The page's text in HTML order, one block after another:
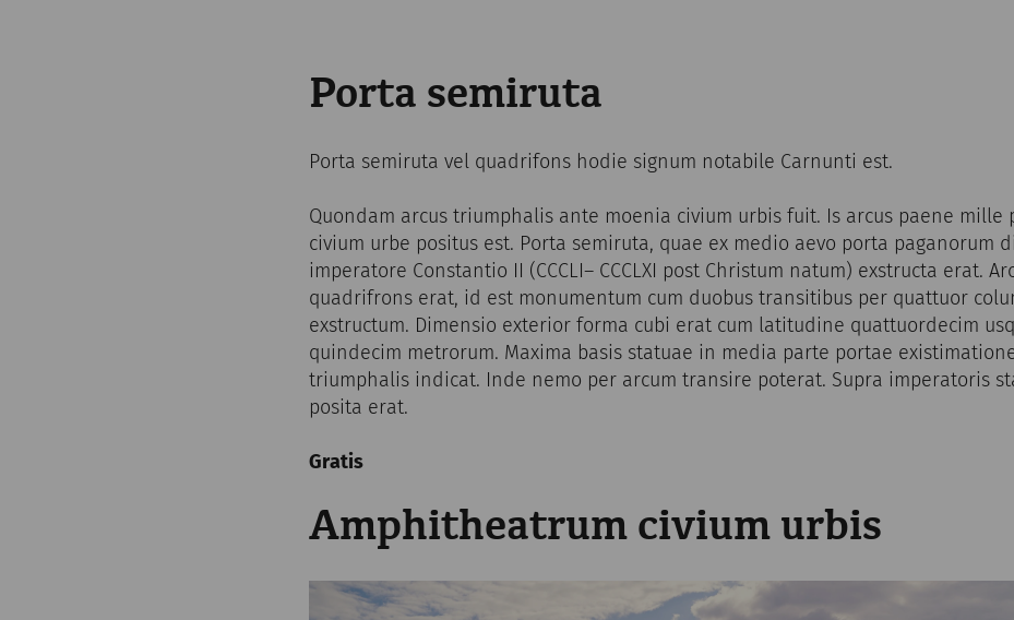
Porta semiruta
Porta semiruta vel quadrifons hodie signum notabile Carnunti est.
Quondam arcus triumphalis ante moenia civium urbis fuit. Is arcus paene mille
civium urbe positus est. Porta semiruta, quae ex medio aevo porta paganorum
imperatore Constantio II (CCCLI– CCCLXI post Christum natum) exstructa erat.
quadrifrons erat, id est monumentum cum duobus transitibus per quattuor
exstructum. Dimensio exterior forma cubi erat cum latitudine quattuordecim
quindecim metrorum. Maxima basis statuae in media parte portae
triumphalis indicat. Inde nemo per arcum transire poterat. Supra imperatoris
posita erat.
Gratis
Amphitheatrum civium urbis